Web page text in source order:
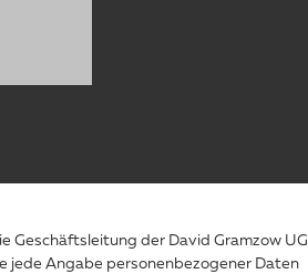
Geschäftsleitung der David Gramzow UG
jede Angabe personenbezogener Daten